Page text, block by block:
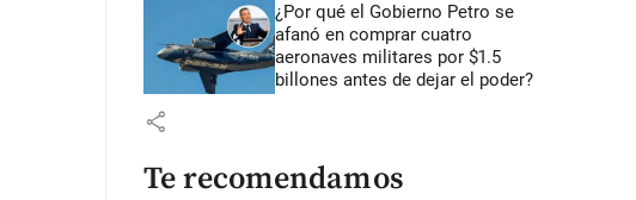
¿Por qué el Gobierno Petro se
afanó en comprar cuatro
aeronaves militares por $1.5
billones antes de dejar el poder?
share
Te recomendamos